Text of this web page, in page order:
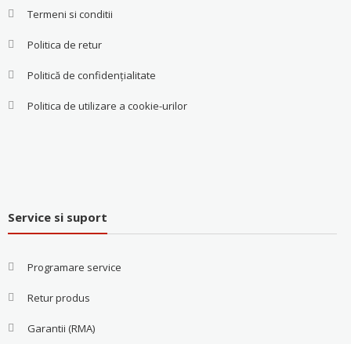
Termeni si conditii
Politica de retur
Politică de confidențialitate
Politica de utilizare a cookie-urilor
Service si suport
Programare service
Retur produs
Garantii (RMA)